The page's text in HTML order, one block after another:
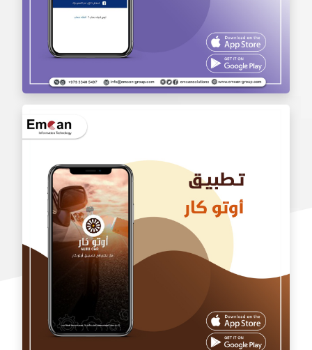
تطبيق بالجملة